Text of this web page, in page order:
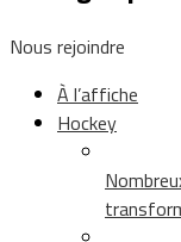
Nous rejoindre
À l’affiche
Hockey